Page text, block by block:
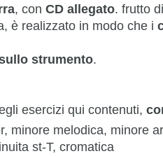
, con CD allegato. frutto
è realizzato in modo che i
strumento.
esercizi qui contenuti,
minore melodica, minore
st-T, cromatica